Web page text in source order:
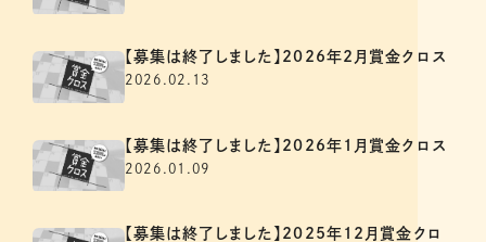
【募集は終了しました】2026年2月賞金クロス
2026.02.13
【募集は終了しました】2026年1月賞金クロス
2026.01.09
【募集は終了しました】2025年12月賞金クロ